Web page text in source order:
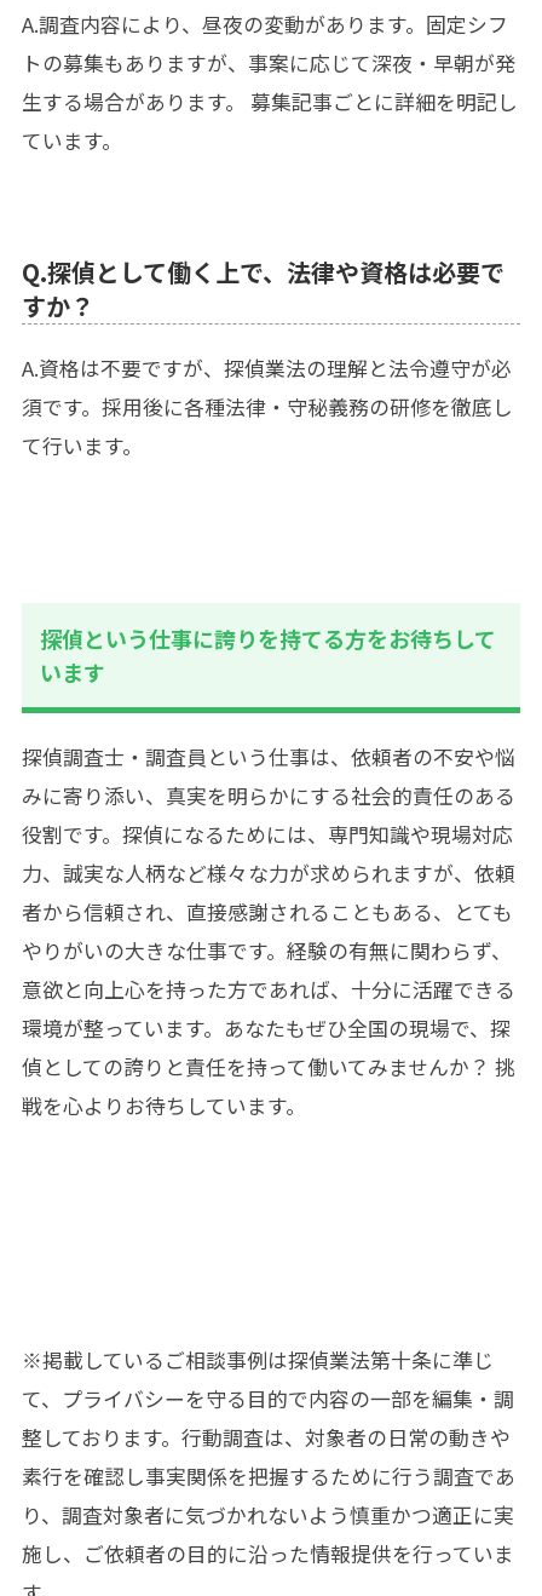
A.調査内容により、昼夜の変動があります。固定シフ
トの募集もありますが、事案に応じて深夜・早朝が発
生する場合があります。 募集記事ごとに詳細を明記し
ています。
Q.探偵として働く上で、法律や資格は必要で
すか？
A.資格は不要ですが、探偵業法の理解と法令遵守が必
須です。採用後に各種法律・守秘義務の研修を徹底し
て行います。
探偵という仕事に誇りを持てる方をお待ちして
います
探偵調査士・調査員という仕事は、依頼者の不安や悩
みに寄り添い、真実を明らかにする社会的責任のある
役割です。探偵になるためには、専門知識や現場対応
力、誠実な人柄など様々な力が求められますが、依頼
者から信頼され、直接感謝されることもある、とても
やりがいの大きな仕事です。経験の有無に関わらず、
意欲と向上心を持った方であれば、十分に活躍できる
環境が整っています。あなたもぜひ全国の現場で、探
偵としての誇りと責任を持って働いてみませんか？ 挑
戦を心よりお待ちしています。
※掲載しているご相談事例は探偵業法第十条に準じ
て、プライバシーを守る目的で内容の一部を編集・調
整しております。行動調査は、対象者の日常の動きや
素行を確認し事実関係を把握するために行う調査であ
り、調査対象者に気づかれないよう慎重かつ適正に実
施し、ご依頼者の目的に沿った情報提供を行っていま